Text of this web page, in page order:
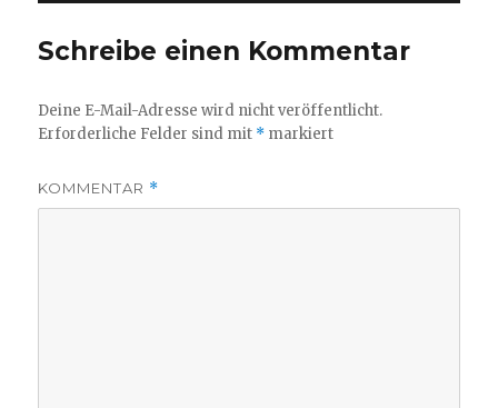
Schreibe einen Kommentar
Deine E-Mail-Adresse wird nicht veröffentlicht.
Erforderliche Felder sind mit * markiert
KOMMENTAR *